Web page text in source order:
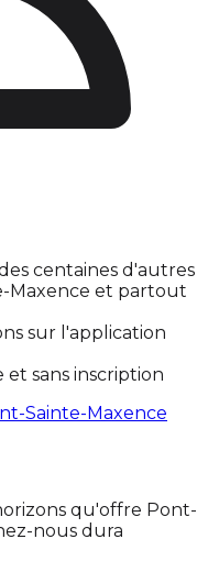
centaines d'autres
Maxence et partout
sur l'application
et sans inscription
Sainte-Maxence
qu'offre Pont-
nous dura